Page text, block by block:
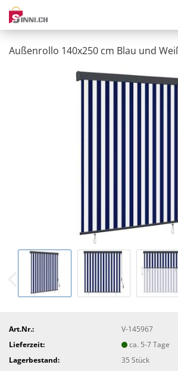
Außenrollo 140x250 cm Blau und
Art.Nr.:
V-145967
Lieferzeit:
ca. 5-7 Tage
Lagerbestand:
35Stück